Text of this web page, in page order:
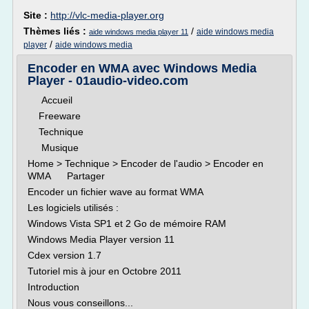
Site : http://vlc-media-player.org
Thèmes liés : aide windows media player 11 / aide windows media
player / aide windows media
Encoder en WMA avec Windows Media
Player - 01audio-video.com
Accueil
Freeware
Technique
Musique
Home > Technique > Encoder de l'audio > Encoder en
WMA Partager
Encoder un fichier wave au format WMA
Les logiciels utilisés :
Windows Vista SP1 et 2 Go de mémoire RAM
Windows Media Player version 11
Cdex version 1.7
Tutoriel mis à jour en Octobre 2011
Introduction
Nous vous conseillons...